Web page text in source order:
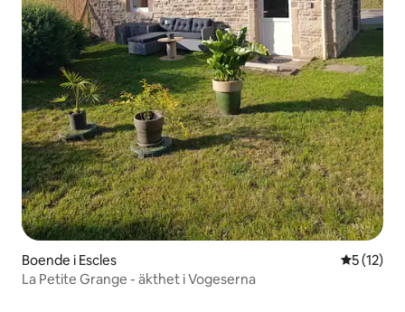
Boende i Escles 5 av 5 i
5 (12)
La Petite Grange - äkthet i Vogeserna